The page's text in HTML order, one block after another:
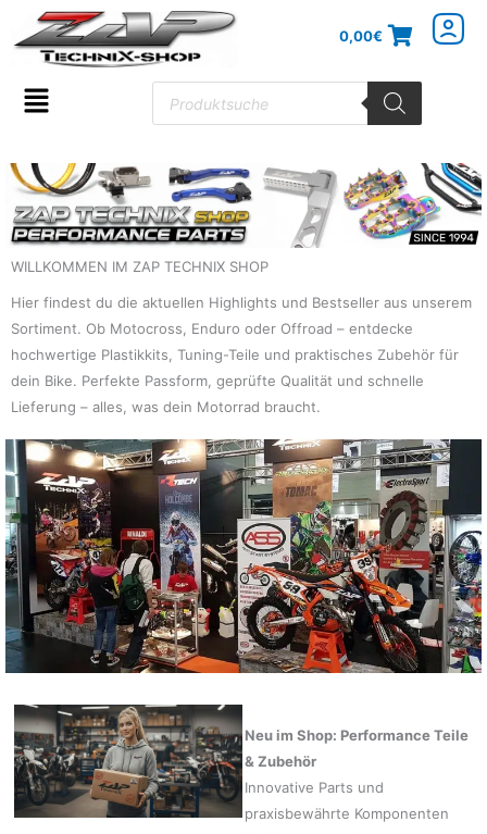
Inhalt
springen
0,00€
Flyout
Products
search
WILLKOMMEN IM ZAP TECHNIX SHOP
Hier findest du die aktuellen Highlights und Bestseller aus unserem
Sortiment. Ob Motocross, Enduro oder Offroad – entdecke
hochwertige Plastikkits, Tuning-Teile und praktisches Zubehör für
dein Bike. Perfekte Passform, geprüfte Qualität und schnelle
Lieferung – alles, was dein Motorrad braucht.
Neu im Shop: Performance Teile
& Zubehör
Innovative Parts und
praxisbewährte Komponenten